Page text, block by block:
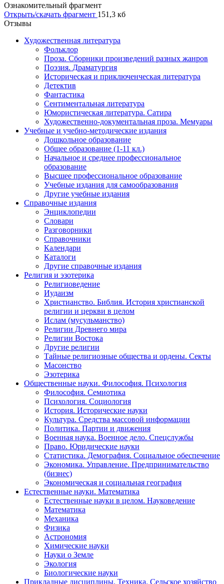
Ознакомительный фрагмент
Открыть/скачать фрагмент 151,3 кб
Отзывы
Художественная литература
Фольклор
Проза. Сборники произведений разных жанров
Поэзия. Драматургия
Историческая и приключенческая литература
Детектив
Фантастика
Сентиментальная литература
Юмористическая литература. Сатира
Художественно-документальная проза. Мемуары
Учебные и учебно-методические издания
Дошкольное образование
Общее образование (1-11 кл.)
Начальное и среднее профессиональное
образование
Высшее профессиональное образование
Учебные издания для самообразования
Другие учебные издания
Справочные издания
Энциклопедии
Словари
Разговорники
Справочники
Календари
Каталоги
Другие справочные издания
Религия и эзотерика
Религиоведение
Иудаизм
Христианство. Библия. История христианской
религии и церкви в целом
Ислам (мусульманство)
Религии Древнего мира
Религии Востока
Другие религии
Тайные религиозные общества и ордены. Секты
Масонство
Эзотерика
Общественные науки. Философия. Психология
Философия. Семиотика
Психология. Социология
История. Исторические науки
Культура. Средства массовой информации
Политика. Партии и движения
Военная наука. Военное дело. Спецслужбы
Право. Юридические науки
Статистика. Демография. Социальное обеспечение
Экономика. Управление. Предпринимательство
(бизнес)
Экономическая и социальная география
Естественные науки. Математика
Естественные науки в целом. Науковедение
Математика
Механика
Физика
Астрономия
Химические науки
Науки о Земле
Экология
Биологические науки
Прикладные дисциплины. Техника. Сельское хозяйство